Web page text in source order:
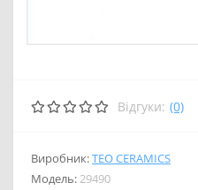
Відгуки: (0)
Виробник:TEO CERAMICS
Модель:29490